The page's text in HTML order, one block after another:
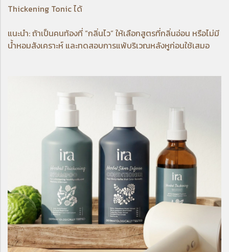
Thickening Tonicได้
แนะนำ: ถ้าเป็นคนท้องที่ “กลิ่นไว” ให้เลือกสูตรที่กลิ่นอ่อน หรือไม่มี
น้ำหอมสังเคราะห์ และทดสอบการแพ้บริเวณหลังหูก่อนใช้เสมอ